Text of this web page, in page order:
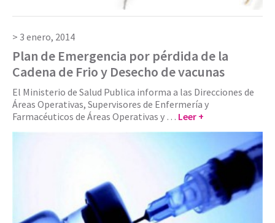
3 enero, 2014
Plan de Emergencia por pérdida de la
Cadena de Frio y Desecho de vacunas
El Ministerio de Salud Publica informa a las Direcciones de
Áreas Operativas, Supervisores de Enfermería y
Farmacéuticos de Áreas Operativas y … Leer +